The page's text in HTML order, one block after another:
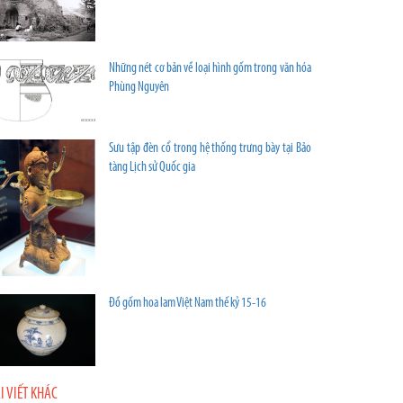
Những nét cơ bản về loại hình gốm trong văn hóa
Phùng Nguyên
Sưu tập đèn cổ trong hệ thống trưng bày tại Bảo
tàng Lịch sử Quốc gia
Đồ gốm hoa lam Việt Nam thế kỷ 15-16
VIẾT KHÁC